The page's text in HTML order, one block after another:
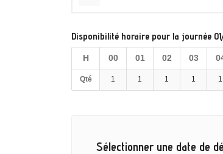
Disponibilité horaire pour la journée
H 00 01 02 03
Qté 1 1 1 1 1
Sélectionner une date de